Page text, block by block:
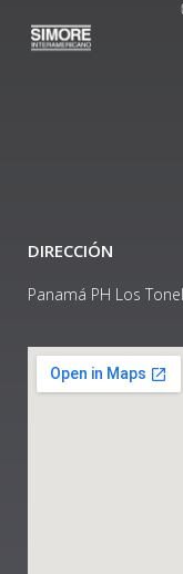
DIRECCIÓN
Panamá PH Los